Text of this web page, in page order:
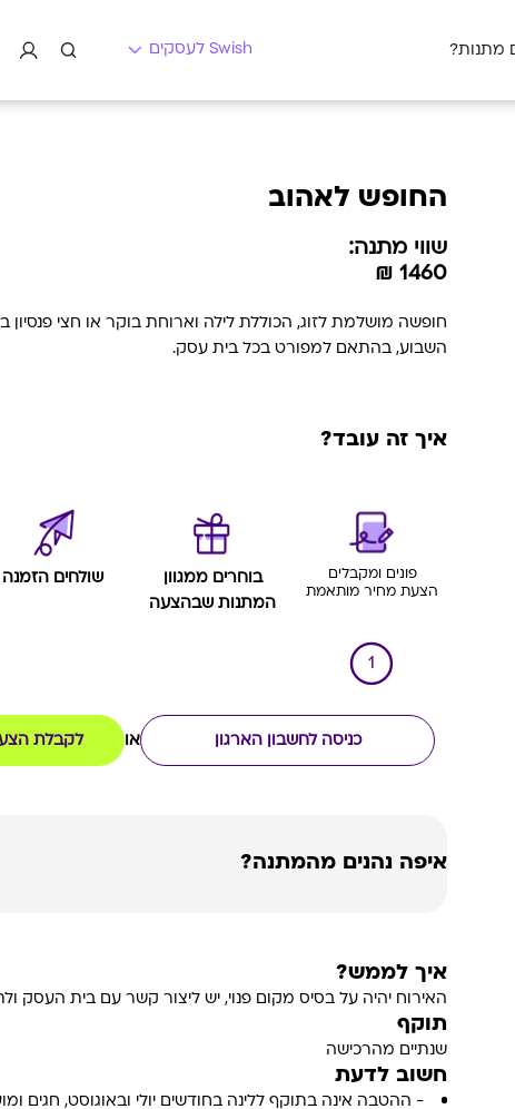
מתנות? Swish לעסקים
החופש לאהוב
שווי מתנה:
1460 ₪
חופשה מושלמת לזוג, הכוללת לילה וארוחת בוקר או חצי פנסיון
השבוע, בהתאם למפורט בכל בית עסק.
איך זה עובד?
פונים ומקבלים
הצעת מחיר מותאמת
1
בוחרים ממגוון
המתנות שבהצעה
שולחים הזמנה
כניסה לחשבון הארגון או לקבלת
איפה נהנים מהמתנה?
איך לממש?
האירוח יהיה על בסיס מקום פנוי, יש ליצור קשר עם בית העסק
תוקף
שנתיים מהרכישה
חשוב לדעת
- ההטבה אינה בתוקף ללינה בחודשים יולי ובאוגוסט, חגים